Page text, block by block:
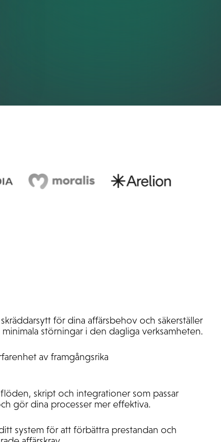
för dina affärsbehov och säkerställer
störningar i den dagliga verksamheten.
av framgångsrika
skript och integrationer som passar
gör dina processer mer effektiva.
system för att förbättra prestandan och